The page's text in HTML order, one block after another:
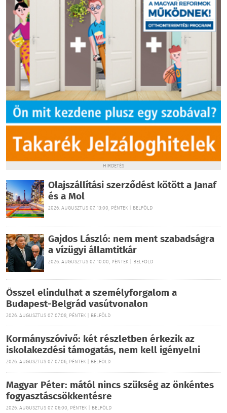
HIRDETÉS
Olajszállítási szerződést kötött a Janaf
és a Mol
2026. AUGUSZTUS 07. 13:00, PÉNTEK | BELFÖLD
Gajdos László: nem ment szabadságra
a vízügyi államtitkár
2026. AUGUSZTUS 07. 10:00, PÉNTEK | BELFÖLD
Ősszel elindulhat a személyforgalom a
Budapest-Belgrád vasútvonalon
2026. AUGUSZTUS 07. 07:08, PÉNTEK | BELFÖLD
Kormányszóvivő: két részletben érkezik az
iskolakezdési támogatás, nem kell igényelni
2026. AUGUSZTUS 07. 07:06, PÉNTEK | BELFÖLD
Magyar Péter: mától nincs szükség az önkéntes
fogyasztáscsökkentésre
2026. AUGUSZTUS 07. 06:00, PÉNTEK | BELFÖLD